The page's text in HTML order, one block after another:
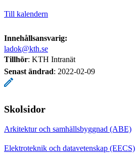
Till kalendern
Innehållsansvarig:
ladok@kth.se
Tillhör: KTH Intranät
Senast ändrad: 2022-02-09
Skolsidor
Arkitektur och samhällsbyggnad (ABE)
Elektroteknik och datavetenskap (EECS)